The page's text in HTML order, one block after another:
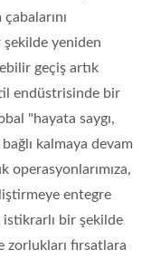
şekilde yeniden
geçiş artık
endüstrisinde bir
"hayata saygı,
kalmaya devam
entegre
bir şekilde
zorlukları fırsatlara